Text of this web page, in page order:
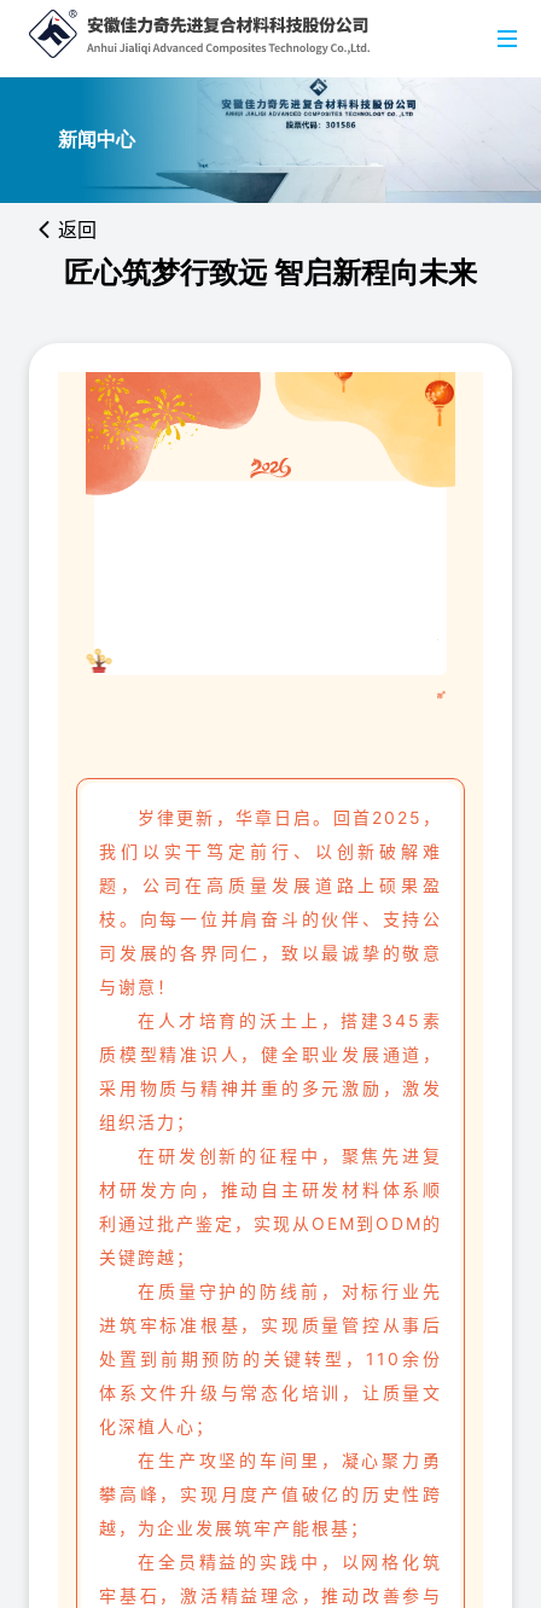
新闻中心
匠心筑梦行致远 智启新程向未来
岁律更新，华章日启。回首2025，
我们以实干笃定前行、以创新破解难
题，公司在高质量发展道路上硕果盈
枝。向每一位并肩奋斗的伙伴、支持公
司发展的各界同仁，致以最诚挚的敬意
与谢意！
在人才培育的沃土上，搭建345素
质模型精准识人，健全职业发展通道，
采用物质与精神并重的多元激励，激发
组织活力；
在研发创新的征程中，聚焦先进复
材研发方向，推动自主研发材料体系顺
利通过批产鉴定，实现从OEM到ODM的
关键跨越；
在质量守护的防线前，对标行业先
进筑牢标准根基，实现质量管控从事后
处置到前期预防的关键转型，110余份
体系文件升级与常态化培训，让质量文
化深植人心；
在生产攻坚的车间里，凝心聚力勇
攀高峰，实现月度产值破亿的历史性跨
越，为企业发展筑牢产能根基；
在全员精益的实践中，以网格化筑
牢基石，激活精益理念，推动改善参与
返回